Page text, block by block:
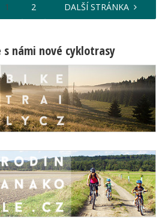
1 2 DALŠÍ STRÁNKA
námi nové cyklotrasy